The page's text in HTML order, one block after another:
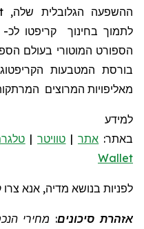
ההשפעה הגלובלית שלה,
לתמוך בחינוך
קריפטו לכ- 1.1 מיליון איש עד 2027.
הספורט המוטורי בעולם
בורסת המטבעות
מאליפויות המרוצים
למידע
באתר: אתר| טוויטר|
Wallet
לפניות בנושא מדיה, אנא
אזהרת סיכונים: מחירי